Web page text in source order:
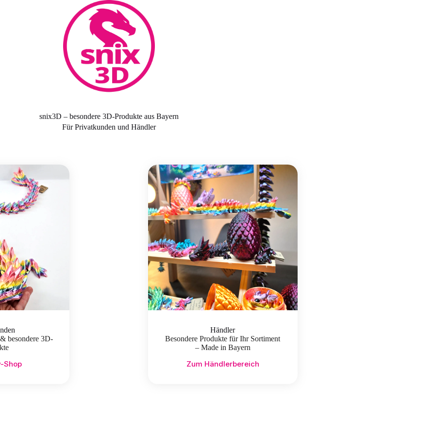
snix3D – besondere 3D-Produkte aus Bayern
Für Privatkunden und Händler
besondere 3D-
Shop
Händler
Besondere Produkte für Ihr Sortiment
– Made in Bayern
Zum Händlerbereich